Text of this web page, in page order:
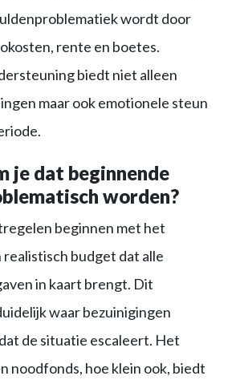
wordt door
rente en boetes.
biedt niet alleen
maar ook emotionele steun
je dat beginnende
worden?
beginnen met het
realistisch budget dat alle
in kaart brengt. Dit
waar bezuinigingen
de situatie escaleert. Het
noodfonds, hoe klein ook, biedt